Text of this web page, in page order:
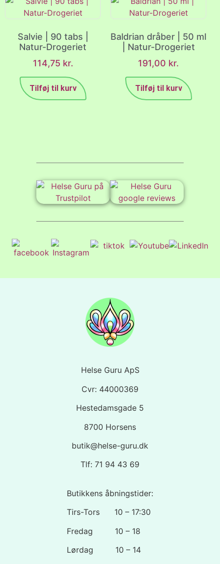
Salvie | 90 tabs |
Natur-Drogeriet
114,75 kr.
Tilføj til kurv
Baldrian dråber | 50 ml
| Natur-Drogeriet
191,00 kr.
Tilføj til kurv
Helse Guru ApS
Cvr: 44000369
Hestedamsgade 5
8700 Horsens
butik@helse-guru.dk
Tlf: 71 94 43 69
Butikkens åbningstider:
Tirs-Tors 10 – 17:30
Fredag 10 – 18
Lørdag 10 – 14